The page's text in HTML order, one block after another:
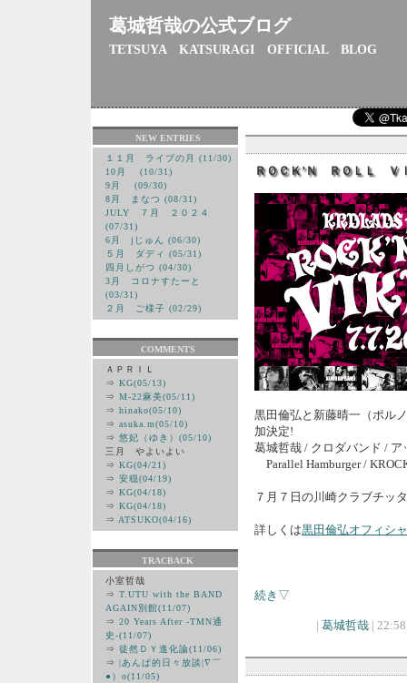
葛城哲哉の公式ブログ
TETSUYA KATSURAGI OFFICIAL BLOG
NEW ENTRIES
１１月 ライブの月 (11/30)
10月 (10/31)
9月 (09/30)
8月 まなつ (08/31)
JULY ７月 ２０２４
(07/31)
6月 jじゅん (06/30)
５月 ダディ (05/31)
四月しがつ (04/30)
3月 コロナすたーと
(03/31)
２月 ご様子 (02/29)
COMMENTS
ＡＰＲＩＬ
⇒ KG(05/13)
⇒ M-22麻美(05/11)
⇒ hinako(05/10)
⇒ asuka.m(05/10)
⇒ 悠妃（ゆき）(05/10)
三月 やよいよい
⇒ KG(04/21)
⇒ 安穏(04/19)
⇒ KG(04/18)
⇒ KG(04/18)
⇒ ATSUKO(04/16)
TRACBACK
小室哲哉
⇒ T.UTU with the BAND
AGAIN別館(11/07)
⇒ 20 Years After -TMN通
史-(11/07)
⇒ 徒然ＤＹ進化論(11/06)
⇒ |あんぱ的日々放談|∇￣
●）ο(11/05)
ＲＯＣＫ’Ｎ ＲＯＬＬ
黒田倫弘と新藤晴一（ポル
加決定!
葛城哲哉 / クロダバンド /
Parallel Hamburger /
７月７日の川崎クラブチッ
詳しくは黒田倫弘オフィシ
続き▽
| 葛城哲哉|